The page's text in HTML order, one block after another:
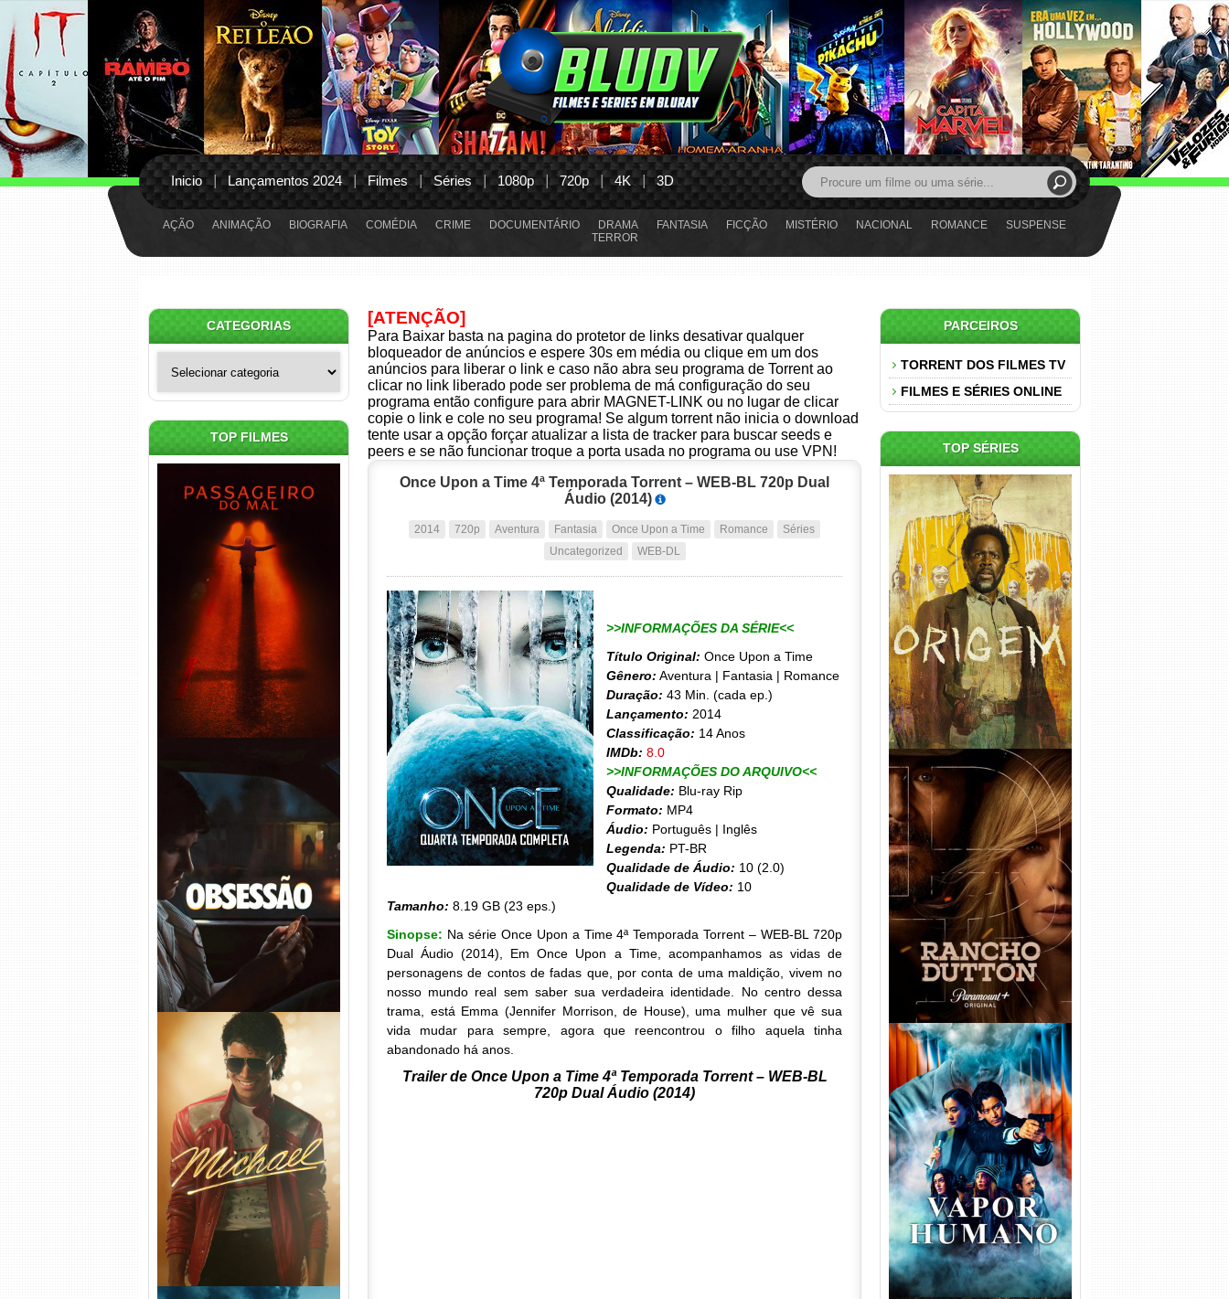
Inicio Lançamentos 2024 Filmes Séries 1080p 720p 4K 3D
AÇÃO ANIMAÇÃO BIOGRAFIA COMÉDIA CRIME DOCUMENTÁRIO DRAMA FANTASIA FICÇÃO MISTÉRIO NACIONAL ROMANCE
SUSPENSE
TERROR
[ATENÇÃO]
Para Baixar basta na pagina do protetor de links desativar qualquer
bloqueador de anúncios e espere 30s em média ou clique em um dos
anúncios para liberar o link e caso não abra seu programa de Torrent ao
clicar no link liberado pode ser problema de má configuração do seu
programa então configure para abrir MAGNET-LINK ou no lugar de clicar
copie o link e cole no seu programa! Se algum torrent não inicia o download
tente usar a opção forçar atualizar a lista de tracker para buscar seeds e
peers e se não funcionar troque a porta usada no programa ou use VPN!
Once Upon a Time 4ª Temporada Torrent – WEB-BL 720p Dual
Áudio (2014)
2014 720p Aventura Fantasia Once Upon a Time Romance
Séries
Uncategorized
WEB-DL
>>INFORMAÇÕES DA SÉRIE<<
Título Original: Once Upon a Time
Gênero: Aventura | Fantasia | Romance
Duração: 43 Min. (cada ep.)
Lançamento: 2014
Classificação: 14 Anos
IMDb: 8.0
>>INFORMAÇÕES DO ARQUIVO<<
Qualidade: Blu-ray Rip
Formato: MP4
Áudio: Português | Inglês
Legenda: PT-BR
Qualidade de Áudio: 10 (2.0)
Qualidade de Vídeo: 10
Tamanho: 8.19 GB (23 eps.)
Sinopse: Na série Once Upon a Time 4ª Temporada Torrent – WEB-BL 720p
Dual Áudio (2014), Em Once Upon a Time, acompanhamos as vidas de
personagens de contos de fadas que, por conta de uma maldição, vivem no
nosso mundo real sem saber sua verdadeira identidade. No centro dessa
trama, está Emma (Jennifer Morrison, de House), uma mulher que vê sua
vida mudar para sempre, agora que reencontrou o filho aquela tinha
abandonado há anos.
Trailer de Once Upon a Time 4ª Temporada Torrent – WEB-BL
720p Dual Áudio (2014)
CATEGORIAS
TOP FILMES
Passageiro do Mal Torrent
(2026) WEB-DL 1080p Dual
Áudio
Obsessão Torrent (2026)
WEB-DL 1080p/4K Dual
Áudio
Michael Torrent (2026) WEB-
DL 1080p/4K Dual Áudio
PARCEIROS
TORRENT DOS FILMES TV
FILMES E SÉRIES ONLINE
TOP SÉRIES
Origem 4ª Temporada Torrent
(2026) WEB-DL 1080p/4K
Dual Áudio
Rancho Dutton 1ª
Temporada Torrent (2026)
WEB-DL 1080p Dual Áudio
Vapor Humano 1ª Temporada
Torrent (2026) WEB-DL 1080p
Dual Áudio